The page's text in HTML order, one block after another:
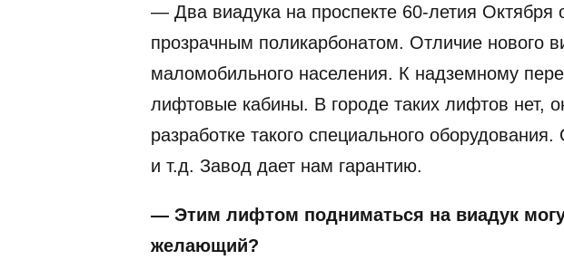
— Два виадука на проспекте 60-летия Октября
прозрачным поликарбонатом. Отличие нового
маломобильного населения. К надземному
лифтовые кабины. В городе таких лифтов нет,
разработке такого специального
и т.д. Завод дает нам гарантию.
— Этим лифтом подниматься на виадук
желающий?